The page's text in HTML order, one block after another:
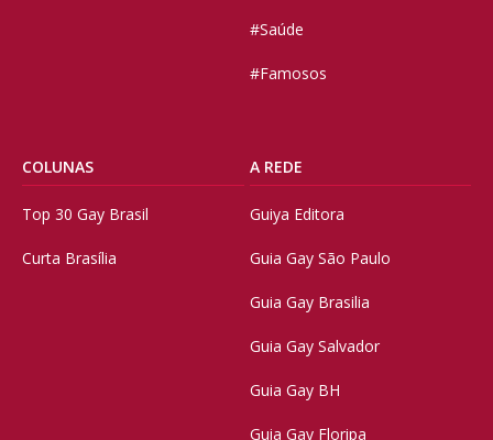
#Saúde
#Famosos
COLUNAS
Top 30 Gay Brasil
Curta Brasília
A REDE
Guiya Editora
Guia Gay São Paulo
Guia Gay Brasilia
Guia Gay Salvador
Guia Gay BH
Guia Gay Floripa